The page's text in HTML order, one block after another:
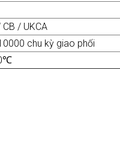
/ UKCA
chu kỳ giao phối